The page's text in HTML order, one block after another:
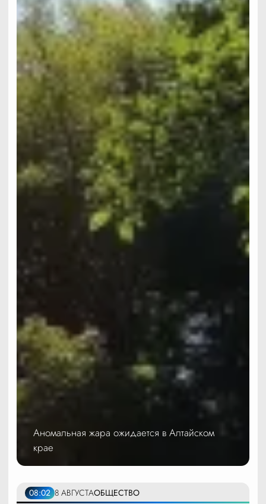
Аномальная жара ожидается в Алтайском
крае
08:02 8 АВГУСТАОБЩЕСТВО